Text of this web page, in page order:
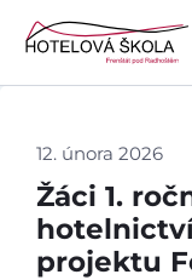
12. února 2026
Žáci 1.
projektu